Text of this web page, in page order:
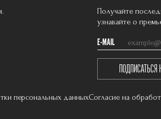
Получайте
узнавайте о
E-MAIL
ПОДПИСАТЬСЯ
персональных данныхСогласие на